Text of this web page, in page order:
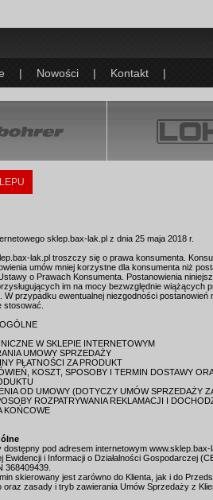
| Nowości | Kontakt |
sklep.bax-lak.pl z dnia 25 maja 2018 r.
lak.pl troszczy się o prawa konsumenta.
umów mniej korzystne dla konsumenta niż
o Prawach Konsumenta. Postanowienia
im na mocy bezwzględnie wiążących
przypadku ewentualnej niezgodności
stosować.
W SKLEPIE INTERNETOWYM
UMOWY SPRZEDAŻY
PŁATNOŚCI ZA PRODUKT
KOSZT, SPOSOBY I TERMIN DOSTAWY
OD UMOWY (DOTYCZY UMÓW SPRZEDAŻY
ROZPATRYWANIA REKLAMACJI I
KOŃCOWE
dostępny pod adresem internetowym
Ewidencji i Informacji o Działalności Gospodarczej
368409439.
skierowany jest zarówno do Klienta, jak i do
oraz zasady i tryb zawierania Umów Sprzedaży z